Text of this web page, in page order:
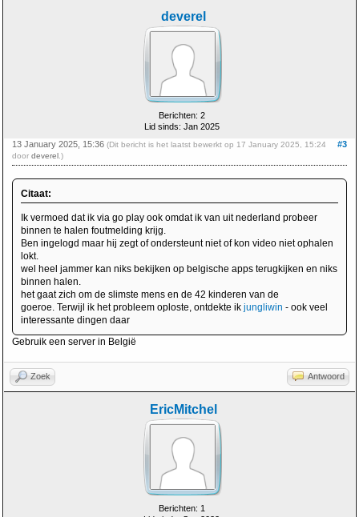
deverel
Berichten: 2
Lid sinds: Jan 2025
#3
13 January 2025, 15:36 (Dit bericht is het laatst bewerkt op 17 January 2025, 15:24
door deverel .)
Citaat:
Ik vermoed dat ik via go play ook omdat ik van uit nederland probeer
binnen te halen foutmelding krijg.
Ben ingelogd maar hij zegt of ondersteunt niet of kon video niet ophalen
lokt.
wel heel jammer kan niks bekijken op belgische apps terugkijken en niks
binnen halen.
het gaat zich om de slimste mens en de 42 kinderen van de
goeroe. Terwijl ik het probleem oploste, ontdekte ik jungliwin - ook veel
interessante dingen daar
Gebruik een server in België
Zoek Antwoord
EricMitchel
Berichten: 1